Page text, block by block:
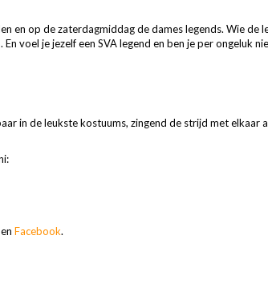
en op de zaterdagmiddag de dames legends. Wie de
voel je jezelf een SVA legend en ben je per ongeluk
in de leukste kostuums, zingend de strijd met elkaar
en Facebook.